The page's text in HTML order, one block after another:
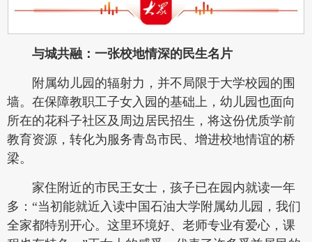
与城共融：一张校地情深的民生名片
附属幼儿园的辐射力，并不局限于大学校园的围
墙。在保障教职工子女入园的基础上，幼儿园也面向
所在的花科子社区及周边居民招生，将这份优质学前
教育资源，转化为服务青岛市民、增进校地情谊的桥
梁。
家住附近的市民王女士，孩子已在园内就读一年
多：“当初能就近入读中国石油大学附属幼儿园，我们
全家都特别开心。这里环境好、老师专业有爱心，课